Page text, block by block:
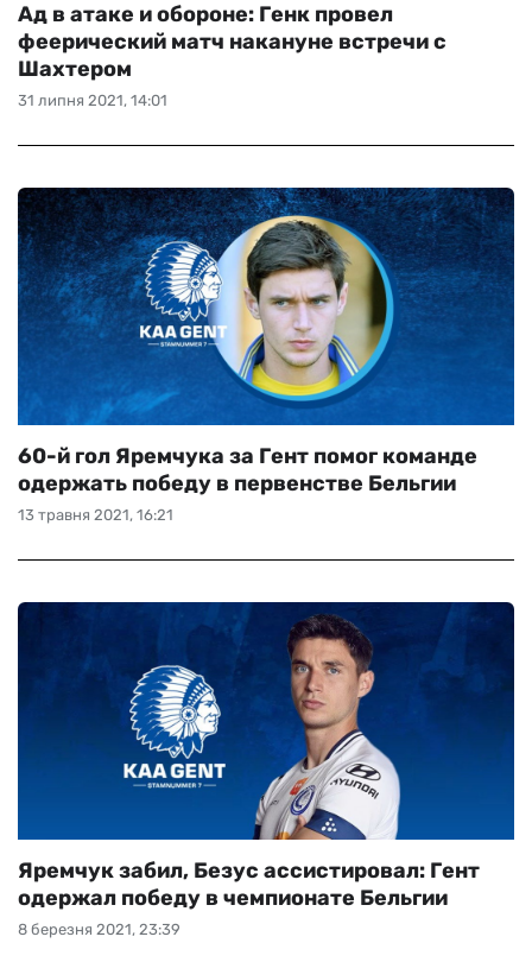
31 липня 2021, 14:01
Ад в атаке и обороне: Генк провел
феерический матч накануне встречи с
Шахтером
13 травня 2021, 16:21
60-й гол Яремчука за Гент помог команде
одержать победу в первенстве Бельгии
8 березня 2021, 23:39
Яремчук забил, Безус ассистировал: Гент
одержал победу в чемпионате Бельгии